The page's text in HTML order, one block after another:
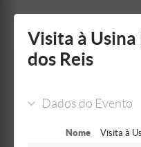
barra
Visita à
dos Reis
Dados do Evento
Nome Visita à